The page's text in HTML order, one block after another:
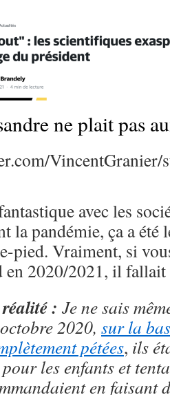
ne plait pas
VincentGranier/
avec les
la pandémie, ça a été
pied. Vraiment, si
en 2020/2021, il
: Je ne sais
2020, sur la
pétées, ils
les enfants et
en faisant